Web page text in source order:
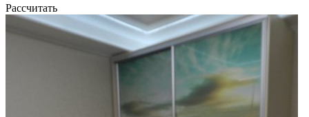
Рассчитать